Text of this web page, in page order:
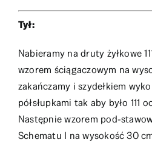
Tył:
Nabieramy na druty żyłkowe
wzorem ściągaczowym na
zakańczamy i szydełkiem
półsłupkami tak aby było 111
Następnie wzorem pod-
Schematu I na wysokość 30